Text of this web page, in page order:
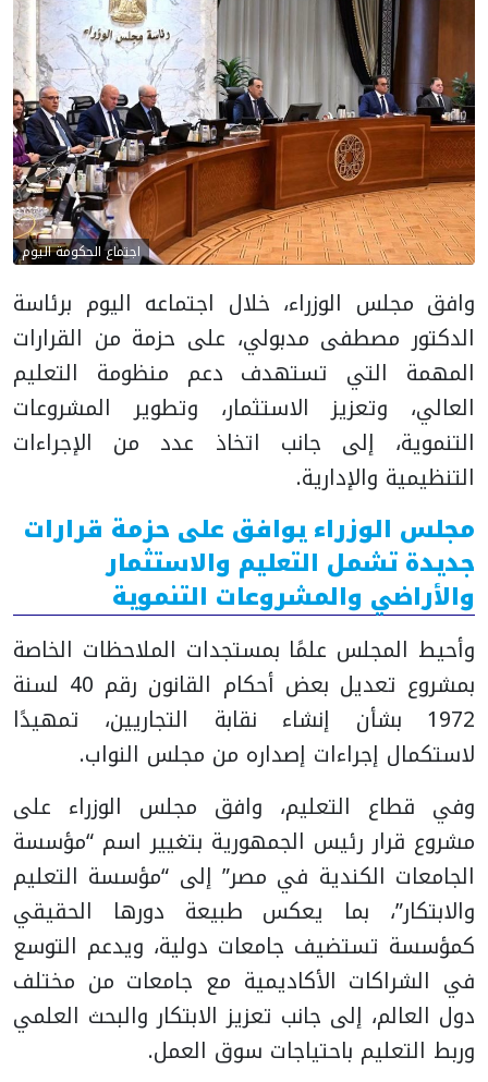
اجتماع الحكومة اليوم
وافق مجلس الوزراء، خلال اجتماعه اليوم برئاسة
الدكتور مصطفى مدبولي، على حزمة من القرارات
المهمة التي تستهدف دعم منظومة التعليم
العالي، وتعزيز الاستثمار، وتطوير المشروعات
التنموية، إلى جانب اتخاذ عدد من الإجراءات
التنظيمية والإدارية.
مجلس الوزراء يوافق على حزمة قرارات
جديدة تشمل التعليم والاستثمار
والأراضي والمشروعات التنموية
وأحيط المجلس علمًا بمستجدات الملاحظات الخاصة
بمشروع تعديل بعض أحكام القانون رقم 40 لسنة
1972 بشأن إنشاء نقابة التجاريين، تمهيدًا
لاستكمال إجراءات إصداره من مجلس النواب.
وفي قطاع التعليم، وافق مجلس الوزراء على
مشروع قرار رئيس الجمهورية بتغيير اسم “مؤسسة
الجامعات الكندية في مصر” إلى “مؤسسة التعليم
والابتكار”، بما يعكس طبيعة دورها الحقيقي
كمؤسسة تستضيف جامعات دولية، ويدعم التوسع
في الشراكات الأكاديمية مع جامعات من مختلف
دول العالم، إلى جانب تعزيز الابتكار والبحث العلمي
وربط التعليم باحتياجات سوق العمل.